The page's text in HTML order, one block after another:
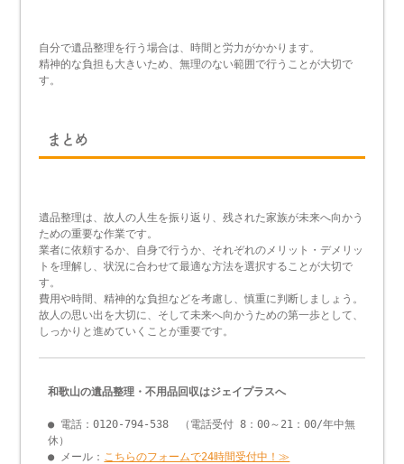
自分で遺品整理を行う場合は、時間と労力がかかります。
精神的な負担も大きいため、無理のない範囲で行うことが大切で
す。
まとめ
遺品整理は、故人の人生を振り返り、残された家族が未来へ向かう
ための重要な作業です。
業者に依頼するか、自身で行うか、それぞれのメリット・デメリッ
トを理解し、状況に合わせて最適な方法を選択することが大切で
す。
費用や時間、精神的な負担などを考慮し、慎重に判断しましょう。
故人の思い出を大切に、そして未来へ向かうための第一歩として、
しっかりと進めていくことが重要です。
和歌山の遺品整理・不用品回収はジェイプラスへ
● 電話：0120-794-538 （電話受付 8：00～21：00/年中無
休）
● メール： こちらのフォームで24時間受付中！≫